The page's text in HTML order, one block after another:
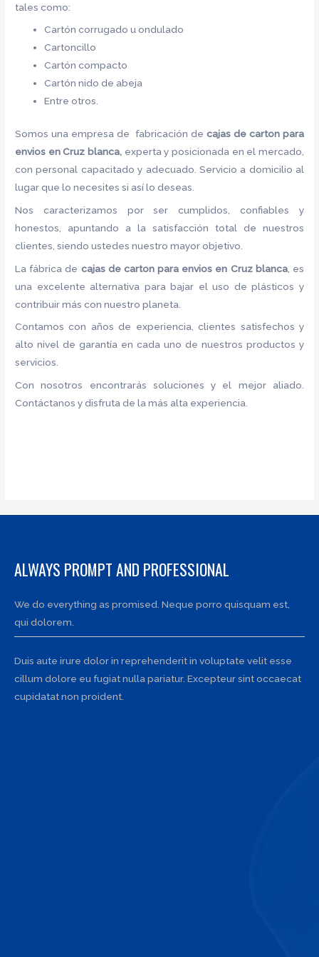
tales como:
Cartón corrugado u ondulado
Cartoncillo
Cartón compacto
Cartón nido de abeja
Entre otros.
Somos una empresa de fabricación de cajas de carton para
envios en Cruz blanca, experta y posicionada en el mercado,
con personal capacitado y adecuado. Servicio a domicilio al
lugar que lo necesites si así lo deseas.
Nos caracterizamos por ser cumplidos, confiables y
honestos, apuntando a la satisfacción total de nuestros
clientes, siendo ustedes nuestro mayor objetivo.
La fábrica de cajas de carton para envios en Cruz blanca, es
una excelente alternativa para bajar el uso de plásticos y
contribuir más con nuestro planeta.
Contamos con años de experiencia, clientes satisfechos y
alto nivel de garantía en cada uno de nuestros productos y
servicios.
Con nosotros encontrarás soluciones y el mejor aliado.
Contáctanos y disfruta de la más alta experiencia.
ALWAYS PROMPT AND PROFESSIONAL
We do everything as promised. Neque porro quisquam est,
qui dolorem.
Duis aute irure dolor in reprehenderit in voluptate velit esse
cillum dolore eu fugiat nulla pariatur. Excepteur sint occaecat
cupidatat non proident.